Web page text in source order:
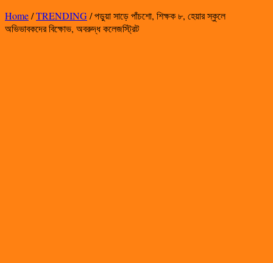
Home/TRENDING/পড়ুয়া সাড়ে পাঁচশো, শিক্ষক ৮, হেয়ার স্কুলে
অভিভাবকদের বিক্ষোভ, অবরুদ্ধ কলেজস্ট্রিট